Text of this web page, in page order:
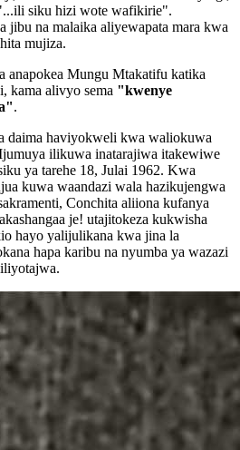
siku hizi wote wafikirie".
jibu na malaika aliyewapata mara kwa
mujiza.
anapokea Mungu Mtakatifu katika
kama alivyo sema "kwenye
.
daima haviyokweli kwa waliokuwa
ilikuwa inatarajiwa itakewiwe
ya tarehe 18, Julai 1962. Kwa
kuwa waandazi wala hazikujengwa
Conchita aliiona kufanya
je! utajitokeza kukwisha
hayo yalijulikana kwa jina la
hapa karibu na nyumba ya wazazi